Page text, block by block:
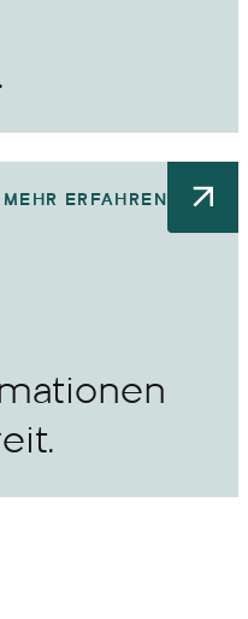
MEHR ERFAHREN